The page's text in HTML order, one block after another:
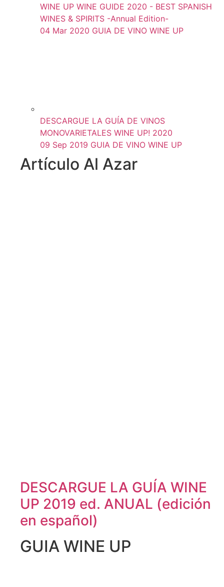
WINE UP WINE GUIDE 2020 - BEST SPANISH
WINES & SPIRITS -Annual Edition-
04 Mar 2020 GUIA DE VINO WINE UP
DESCARGUE LA GUÍA DE VINOS
MONOVARIETALES WINE UP! 2020
09 Sep 2019 GUIA DE VINO WINE UP
Artículo Al Azar
DESCARGUE LA GUÍA WINE
UP 2019 ed. ANUAL (edición
en español)
GUIA WINE UP